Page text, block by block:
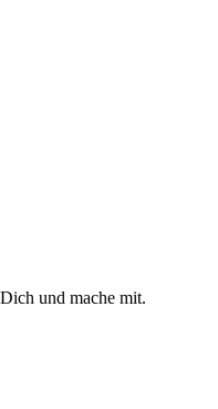
und mache mit.